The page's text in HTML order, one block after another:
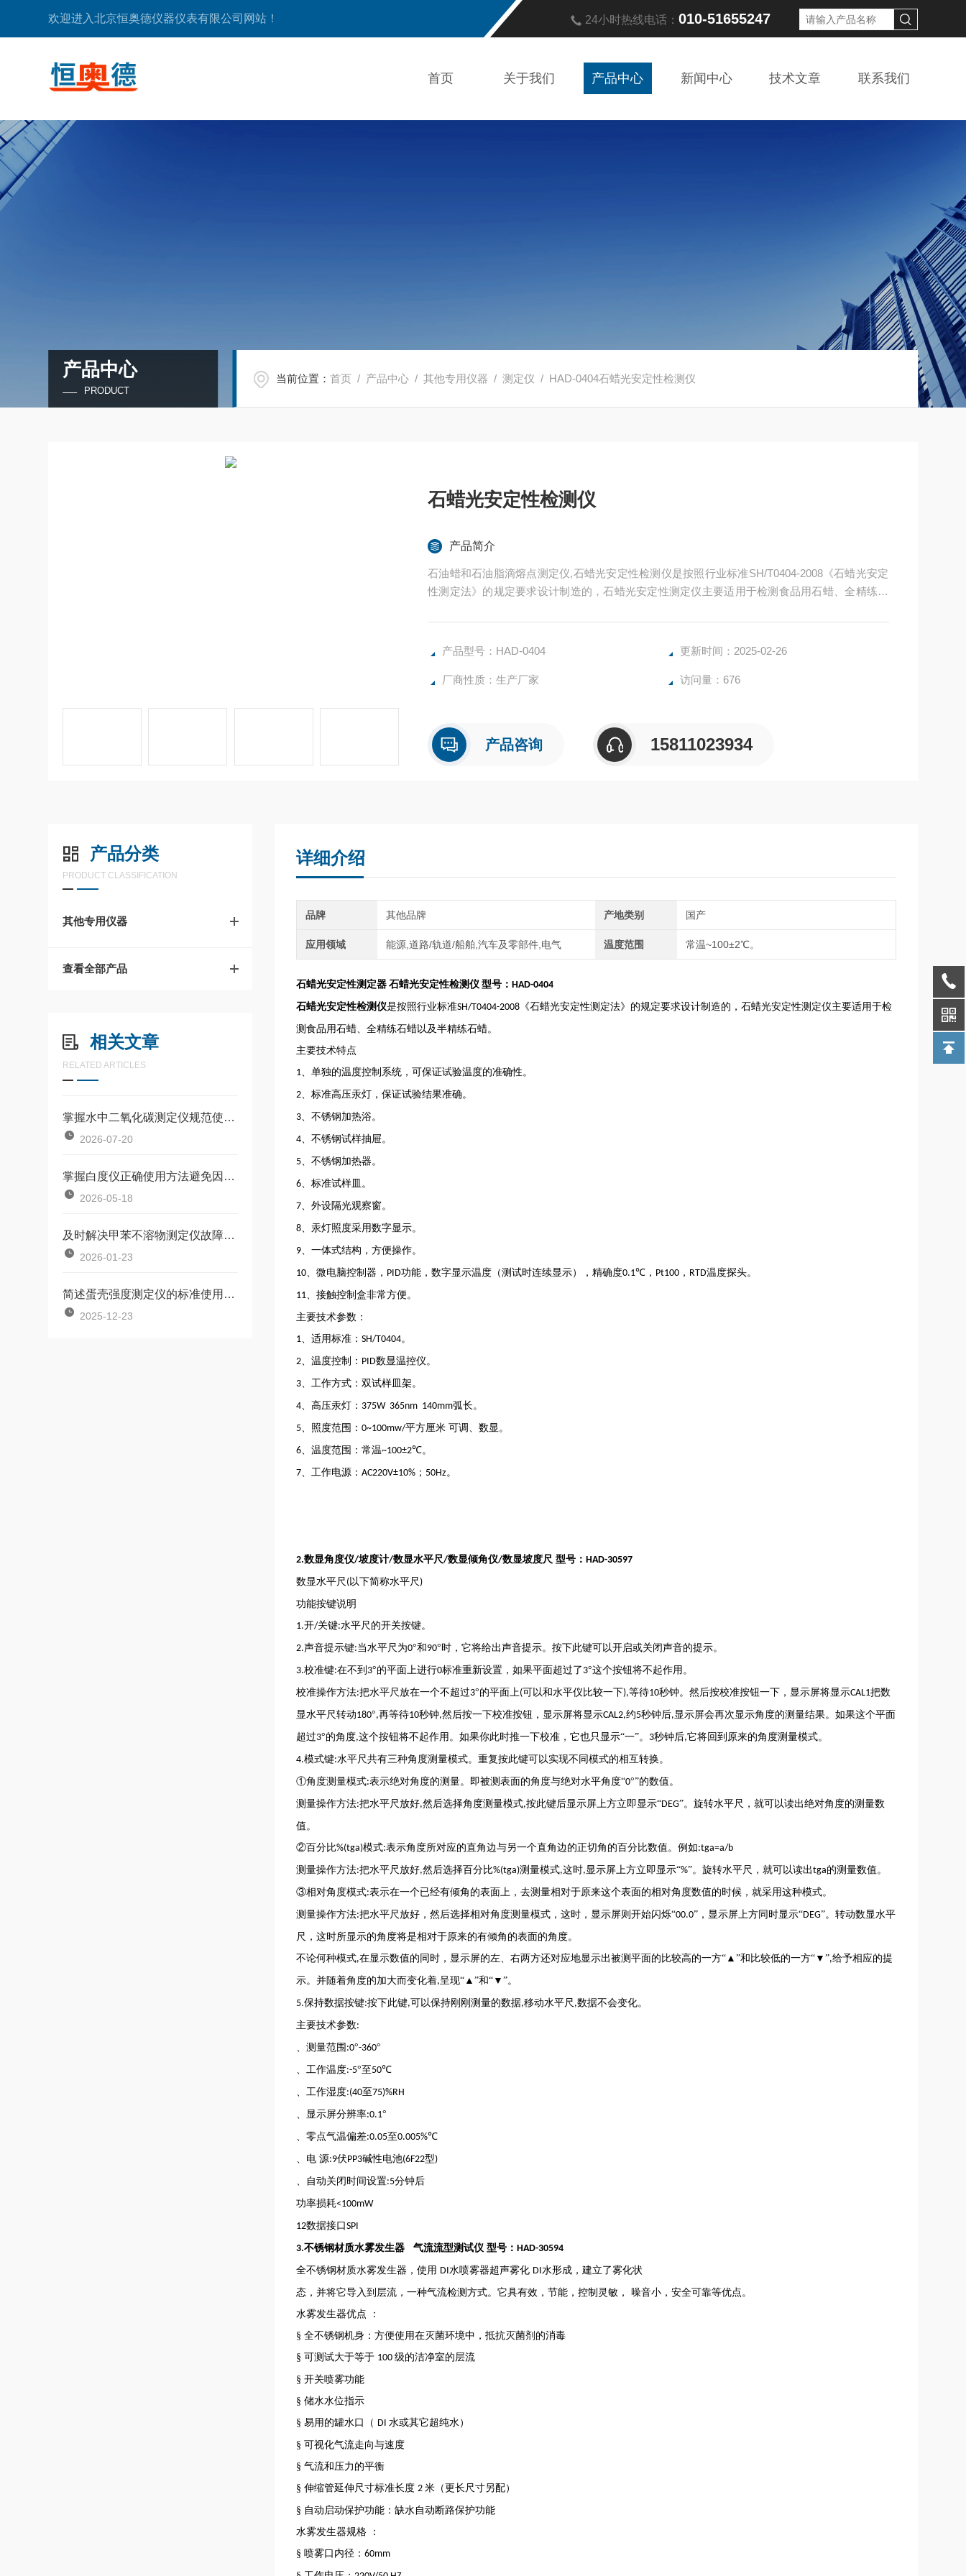
欢迎进入北京恒奥德仪器仪表有限公司网站！ 24小时热线电话： 010-51655247
首页 关于我们 产品中心 新闻中心 技术文章 联系我们
产品中心
PRODUCT
当前位置：首页 / 产品中心 /其他专用仪器 /测定仪 / HAD-0404石蜡光安定性检测仪
石蜡光安定性检测仪
产品简介
石油蜡和石油脂滴熔点测定仪,石蜡光安定性检测仪是按照行业标准SH/T0404-2008《石蜡光安定
性测定法》的规定要求设计制造的，石蜡光安定性测定仪主要适用于检测食品用石蜡、全精练石
产品型号：HAD-0404 更新时间：2025-02-26
厂商性质：生产厂家 访问量：676
产品咨询 15811023934
产品分类
PRODUCT CLASSIFICATION
其他专用仪器
查看全部产品
相关文章
RELATED ARTICLES
掌握水中二氧化碳测定仪规范使用流程是确保数据准确可靠的前提
2026-07-20
掌握白度仪正确使用方法避免因标准板污染或操作不规范引入误差
2026-05-18
及时解决甲苯不溶物测定仪故障是保障长期安全使用的关键
2026-01-23
简述蛋壳强度测定仪的标准使用方法
2025-12-23
详细介绍
品牌 其他品牌 产地类别 国产
应用领域 能源,道路/轨道/船舶,汽车及零部件,电气 温度范围 常温~100±2℃。
石蜡光安定性测定器 石蜡光安定性检测仪 型号： HAD-0404
石蜡光安定性检测仪是按照行业标准SH/T0404-2008《石蜡光安定性测定法》的规定要求设计制造的，石蜡光安定性测定仪主要适用于检
测食品用石蜡、全精练石蜡以及半精练石蜡。
主要技术特点
1、单独的温度控制系统，可保证试验温度的准确性。
2、标准高压汞灯，保证试验结果准确。
3、不锈钢加热浴。
4、不锈钢试样抽屉。
5、不锈钢加热器。
6、标准试样皿。
7、外设隔光观察窗。
8、汞灯照度采用数字显示。
9、一体式结构，方便操作。
10、微电脑控制器， PID功能，数字显示温度（测试时连续显示），精确度0.1℃， Pt100， RTD温度探头。
11、接触控制盒非常方便。
主要技术参数：
1、适用标准： SH/T0404。
2、温度控制： PID数显温控仪。
3、工作方式：双试样皿架。
4、高压汞灯： 375W 365nm 140mm弧长。
5、照度范围： 0~100mw/平方厘米 可调、数显。
6、温度范围：常温~100±2℃。
7、工作电源： AC220V±10%； 50Hz。
2.数显角度仪/坡度计/数显水平尺/数显倾角仪/数显坡度尺 型号： HAD-30597
数显水平尺(以下简称水平尺)
功能按键说明
1.开/关键:水平尺的开关按键。
2.声音提示键:当水平尺为0°和 90°时，它将给出声音提示。按下此键可以开启或关闭声音的提示。
3.校准键:在不到 3°的平面上进行0标准重新设置，如果平面超过了 3°这个按钮将不起作用。
校准操作方法:把水平尺放在一个不超过3°的平面上(可以和水平仪比较一下),等待10秒钟。然后按校准按钮一下，显示屏将显示CAL1把数
显水平尺转动180°,再等待10秒钟,然后按一下校准按钮，显示屏将显示CAL2,约5秒钟后,显示屏会再次显示角度的测量结果。如果这个平面
超过3°的角度,这个按钮将不起作用。如果你此时推一下校准，它也只显示“一”。 3秒钟后,它将回到原来的角度测量模式。
4.模式键:水平尺共有三种角度测量模式。重复按此键可以实现不同模式的相互转换。
①角度测量模式:表示绝对角度的测量。即被测表面的角度与绝对水平角度“0°”的数值。
测量操作方法:把水平尺放好,然后选择角度测量模式,按此键后显示屏上方立即显示“DEG”。旋转水平尺，就可以读出绝对角度的测量数
值。
②百分比%(tga)模式:表示角度所对应的直角边与另一个直角边的正切角的百分比数值。例如:tga=a/b
测量操作方法:把水平尺放好,然后选择百分比%(tga)测量模式,这时,显示屏上方立即显示“%”。旋转水平尺，就可以读出tga的测量数值。
③相对角度模式:表示在一个已经有倾角的表面上，去测量相对于原来这个表面的相对角度数值的时候，就采用这种模式。
测量操作方法:把水平尺放好，然后选择相对角度测量模式，这时，显示屏则开始闪烁“00.0”，显示屏上方同时显示“DEG”。转动数显水平
尺，这时所显示的角度将是相对于原来的有倾角的表面的角度。
不论何种模式,在显示数值的同时，显示屏的左、右两方还对应地显示出被测平面的比较高的一方“▲”和比较低的一方“▼”,给予相应的提
示。并随着角度的加大而变化着,呈现“▲”和“▼”。
5.保持数据按键:按下此键,可以保持刚刚测量的数据,移动水平尺,数据不会变化。
主要技术参数:
、测量范围 :0°-360°
、工作温度:-5°至50℃
、工作湿度:(40至75)%RH
、显示屏分辨率:0.1°
、零点气温偏差:0.05至0.005%℃
、电 源:9伏PP3碱性电池(6F22型)
、自动关闭时间设置:5分钟后
功率损耗<100mW
12数据接口 SPI
3.不锈钢材质水雾发生器 气流流型测试仪 型号： HAD-30594
全不锈钢材质水雾发生器，使用 DI水喷雾器超声雾化 DI水形成，建立了雾化状
态，并将它导入到层流，一种气流检测方式。它具有效，节能，控制灵敏，
噪音小，安全可靠等优点。
水雾发生器优点
：
§ 全不锈钢机身：方便使用在灭菌环境中，抵抗灭菌剂的消毒
§ 可测试大于等于 100 级的洁净室的层流
§ 开关喷雾功能
§ 储水水位指示
§ 易用的罐水口（ DI 水或其它超纯水）
§ 可视化气流走向与速度
§ 气流和压力的平衡
§ 伸缩管延伸尺寸标准长度 2 米（更长尺寸另配）
§ 自动启动保护功能：缺水自动断路保护功能
水雾发生器规格
：
§ 喷雾口内径： 60mm